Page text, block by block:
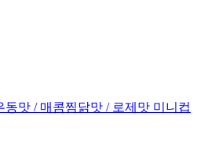
맛 / 매콤찜닭맛 / 로제맛 미니컵